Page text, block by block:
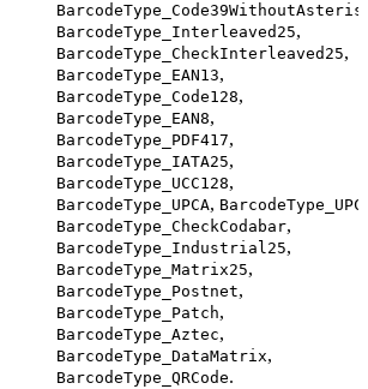
BarcodeType_Interleaved25,
BarcodeType_CheckInterleaved25,
BarcodeType_EAN13,
BarcodeType_Code128,
BarcodeType_EAN8,
BarcodeType_PDF417,
BarcodeType_IATA25,
BarcodeType_UCC128,
BarcodeType_UPCA,
BarcodeType_CheckCodabar,
BarcodeType_Industrial25,
BarcodeType_Matrix25,
BarcodeType_Postnet,
BarcodeType_Patch,
BarcodeType_Aztec,
BarcodeType_DataMatrix,
BarcodeType_QRCode.